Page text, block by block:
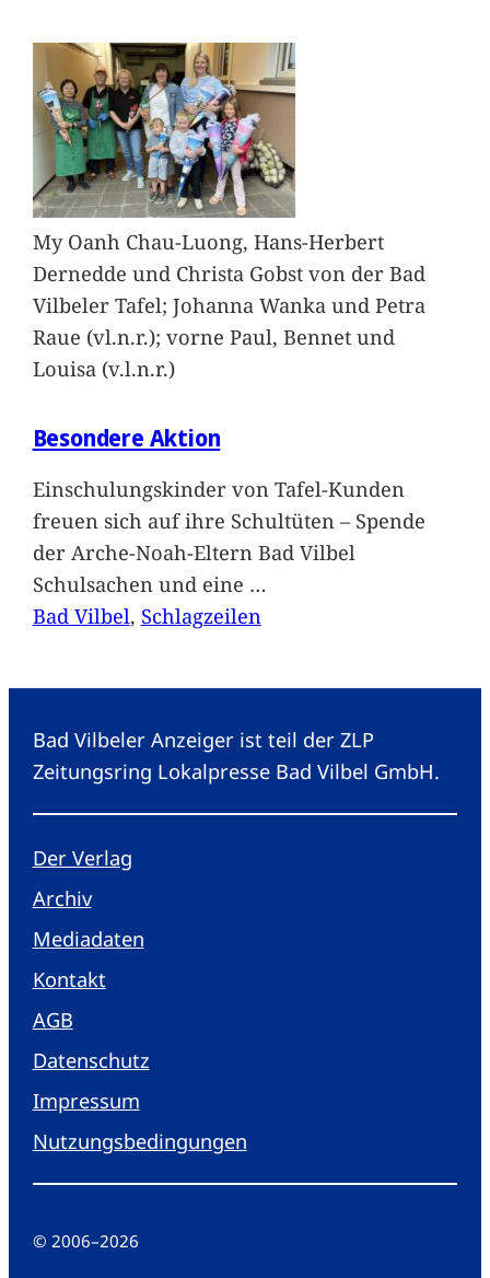
My Oanh Chau-Luong, Hans-Herbert
Dernedde und Christa Gobst von der Bad
Vilbeler Tafel; Johanna Wanka und Petra
Raue (vl.n.r.); vorne Paul, Bennet und
Louisa (v.l.n.r.)
Besondere Aktion
Einschulungskinder von Tafel-Kunden
freuen sich auf ihre Schultüten – Spende
der Arche-Noah-Eltern Bad Vilbel
Schulsachen und eine …
Bad Vilbel, Schlagzeilen
Bad Vilbeler Anzeiger ist teil der ZLP
Zeitungsring Lokalpresse Bad Vilbel GmbH.
Der Verlag
Archiv
Mediadaten
Kontakt
AGB
Datenschutz
Impressum
Nutzungsbedingungen
© 2006–2026